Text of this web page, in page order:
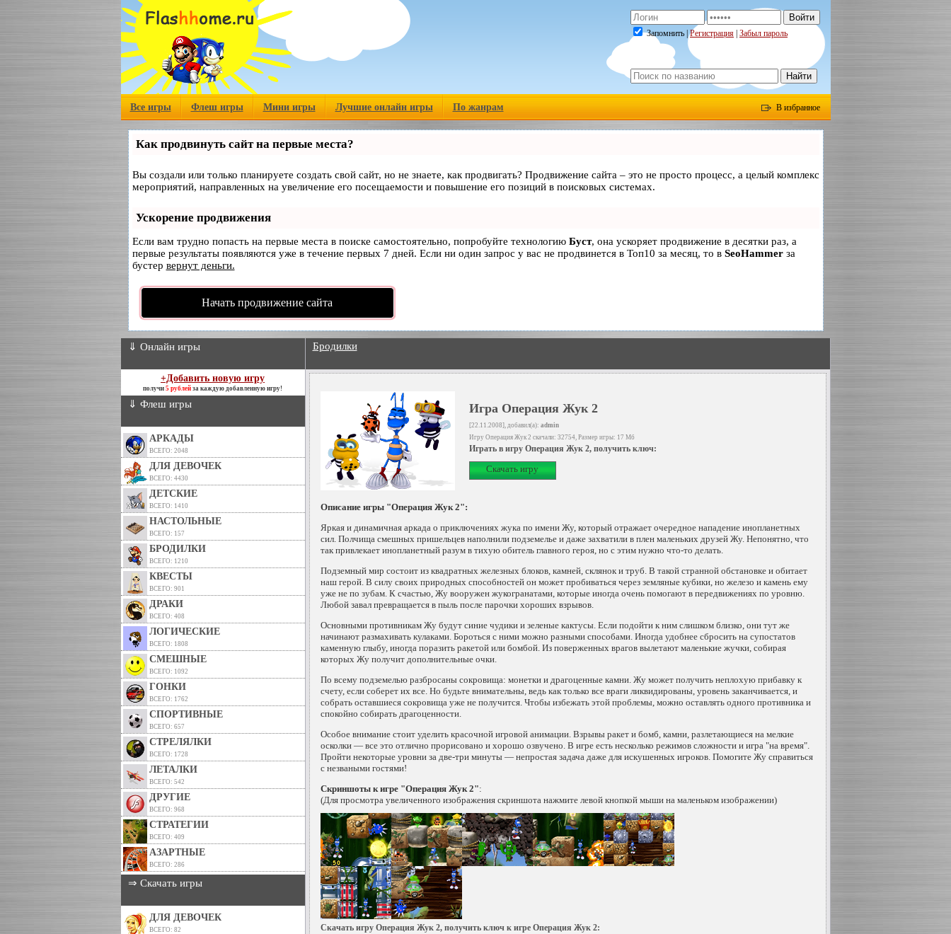
Запомнить |Регистрация Забыл пароль
Все игры Флеш игры Мини игры Лучшие онлайн игры По жанрам В избранное
Как продвинуть сайт на первые места?
Вы создали или только планируете создать свой сайт, но не знаете, как продвигать? Продвижение сайта – это не просто процесс, а целый комплекс
мероприятий, направленных на увеличение его посещаемости и повышение его позиций в поисковых системах.
Ускорение продвижения
Если вам трудно попасть на первые места в поиске самостоятельно, попробуйте технологию Буст, она ускоряет продвижение в десятки раз, а
первые результаты появляются уже в течение первых 7 дней. Если ни один запрос у вас не продвинется в Топ10 за месяц, то в SeoHammerза
бустер вернут деньги.
Начать продвижение сайта
⇓ Онлайн игры
+Добавить новую игру
получи 5 рублей за каждую добавленную игру!
⇓ Флеш игры
АРКАДЫ
ВСЕГО: 2048
ДЛЯ ДЕВОЧЕК
ВСЕГО: 4430
ДЕТСКИЕ
ВСЕГО: 1410
НАСТОЛЬНЫЕ
ВСЕГО: 157
БРОДИЛКИ
ВСЕГО: 1210
КВЕСТЫ
ВСЕГО: 901
ДРАКИ
ВСЕГО: 408
ЛОГИЧЕСКИЕ
ВСЕГО: 1808
СМЕШНЫЕ
ВСЕГО: 1092
ГОНКИ
ВСЕГО: 1762
СПОРТИВНЫЕ
ВСЕГО: 657
СТРЕЛЯЛКИ
ВСЕГО: 1728
ЛЕТАЛКИ
ВСЕГО: 542
ДРУГИЕ
ВСЕГО: 968
СТРАТЕГИИ
ВСЕГО: 409
АЗАРТНЫЕ
ВСЕГО: 286
⇒ Скачать игры
ДЛЯ ДЕВОЧЕК
ВСЕГО: 82
Бродилки
Игра Операция Жук 2
[22.11.2008], добавил(а): admin
Игру Операция Жук 2 скачали: 32754, Размер игры: 17 Мб
Играть в игру Операция Жук 2, получить ключ:
Скачать игру
Описание игры "Операция Жук 2":
Яркая и динамичная аркада о приключениях жука по имени Жу, который отражает очередное нападение инопланетных
сил. Полчища смешных пришельцев наполнили подземелье и даже захватили в плен маленьких друзей Жу. Непонятно, что
так привлекает инопланетный разум в тихую обитель главного героя, но с этим нужно что-то делать.
Подземный мир состоит из квадратных железных блоков, камней, склянок и труб. В такой странной обстановке и обитает
наш герой. В силу своих природных способностей он может пробиваться через земляные кубики, но железо и камень ему
уже не по зубам. К счастью, Жу вооружен жукогранатами, которые иногда очень помогают в передвижениях по уровню.
Любой завал превращается в пыль после парочки хороших взрывов.
Основными противникам Жу будут синие чудики и зеленые кактусы. Если подойти к ним слишком близко, они тут же
начинают размахивать кулаками. Бороться с ними можно разными способами. Иногда удобнее сбросить на супостатов
каменную глыбу, иногда поразить ракетой или бомбой. Из поверженных врагов вылетают маленькие жучки, собирая
которых Жу получит дополнительные очки.
По всему подземелью разбросаны сокровища: монетки и драгоценные камни. Жу может получить неплохую прибавку к
счету, если соберет их все. Но будьте внимательны, ведь как только все враги ликвидированы, уровень заканчивается, и
собрать оставшиеся сокровища уже не получится. Чтобы избежать этой проблемы, можно оставлять одного противника и
спокойно собирать драгоценности.
Особое внимание стоит уделить красочной игровой анимации. Взрывы ракет и бомб, камни, разлетающиеся на мелкие
осколки — все это отлично прорисовано и хорошо озвучено. В игре есть несколько режимов сложности и игра "на время".
Пройти некоторые уровни за две-триминуты — непростая задача даже для искушенных игроков. Помогите Жу справиться
с незваными гостями!
Скриншоты к игре "Операция Жук 2":
(Для просмотра увеличенного изображения скриншота нажмите левой кнопкой мыши на маленьком изображении)
Скачать игру Операция Жук 2, получить ключ к игре Операция Жук 2: